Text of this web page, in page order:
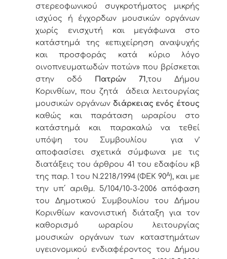
στερεοφωνικού συγκροτήματος μικρής
ισχύος ή έγχορδων μουσικών οργάνων
χωρίς ενισχυτή και μεγάφωνα στο
κατάστημά της «επιχείρηση αναψυχής
και προσφοράς κατά κύριο λόγο
οινοπνευματωδών ποτών» που βρίσκεται
στην οδό Πατρών 71,του Δήμου
Κορινθίων, που ζητά άδεια λειτουργίας
μουσικών οργάνων διάρκειας ενός έτους
καθώς και παράταση ωραρίου στο
κατάστημά και παρακαλώ να τεθεί
υπόψη του Συμβουλίου για ν’
αποφασίσει σχετικά σύμφωνα με τις
διατάξεις του άρθρου 41 του εδαφίου κβ
της παρ. 1 του Ν.2218/1994 (ΦΕΚ 90Α), και με
την υπ΄ αριθμ. 5/104/10-3-2006 απόφαση
του Δημοτικού Συμβουλίου του Δήμου
Κορινθίων κανονιστική διάταξη για τον
καθορισμό ωραρίου λειτουργίας
μουσικών οργάνων των καταστημάτων
υγειονομικού ενδιαφέροντος του Δήμου